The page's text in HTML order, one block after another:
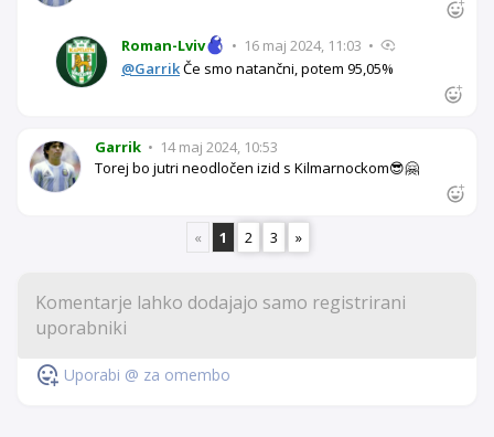
Roman-Lviv • 16 maj 2024, 11:03 •
@GarrikČe smo natančni, potem 95,05%
Garrik • 14 maj 2024, 10:53
Torej bo jutri neodločen izid s Kilmarnockom😎🤗
« 1 2 3 »
Uporabi @ za omembo